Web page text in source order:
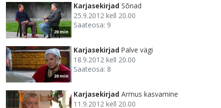
20 min
Karjasekirjad Sõnad
25.9.2012 kell 20.00
Saateosa: 9
20 min
Karjasekirjad Palve vägi
18.9.2012 kell 20.00
Saateosa: 8
Karjasekirjad Armus kasvamine
11.9.2012 kell 20.00